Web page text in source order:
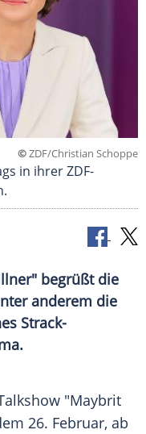
©ZDF/Christian Schoppe
in ihrer ZDF-
begrüßt die
anderem die
Strack-
"Maybrit
26. Februar, ab